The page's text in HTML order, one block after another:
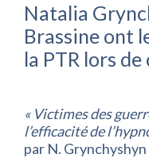
Natalia
Brassine ont
la PTR lors de
« Victimes des
l’efficacité de
par N. Grynchyshyn